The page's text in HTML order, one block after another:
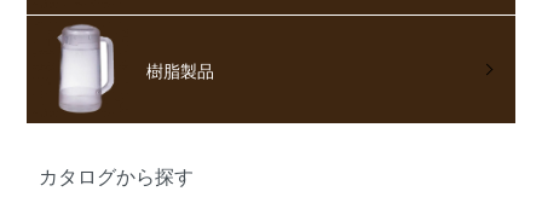
樹脂製品
カタログから探す